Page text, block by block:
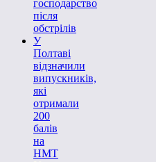
господарство
після
обстрілів
У
Полтаві
відзначили
випускників,
які
отримали
200
балів
на
НМТ